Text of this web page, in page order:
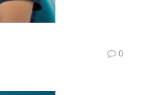
0